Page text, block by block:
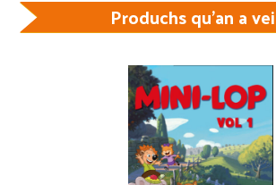
Produchs qu'an a